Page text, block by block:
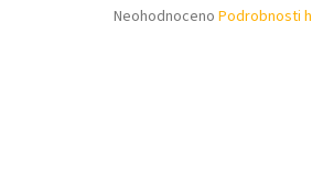
Průměrné
Neohodnoceno Podrobnosti